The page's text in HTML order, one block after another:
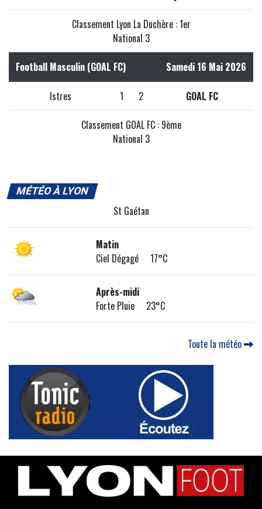
Classement Lyon La Duchère : 1er
National 3
Football Masculin (GOAL FC) Samedi 16 Mai 2026
Istres 1 2 GOAL FC
Classement GOAL FC : 9ème
National 3
MÉTÉO À LYON
St Gaétan
Matin
Ciel Dégagé 17°C
Après-midi
Forte Pluie 23°C
Toute la météo